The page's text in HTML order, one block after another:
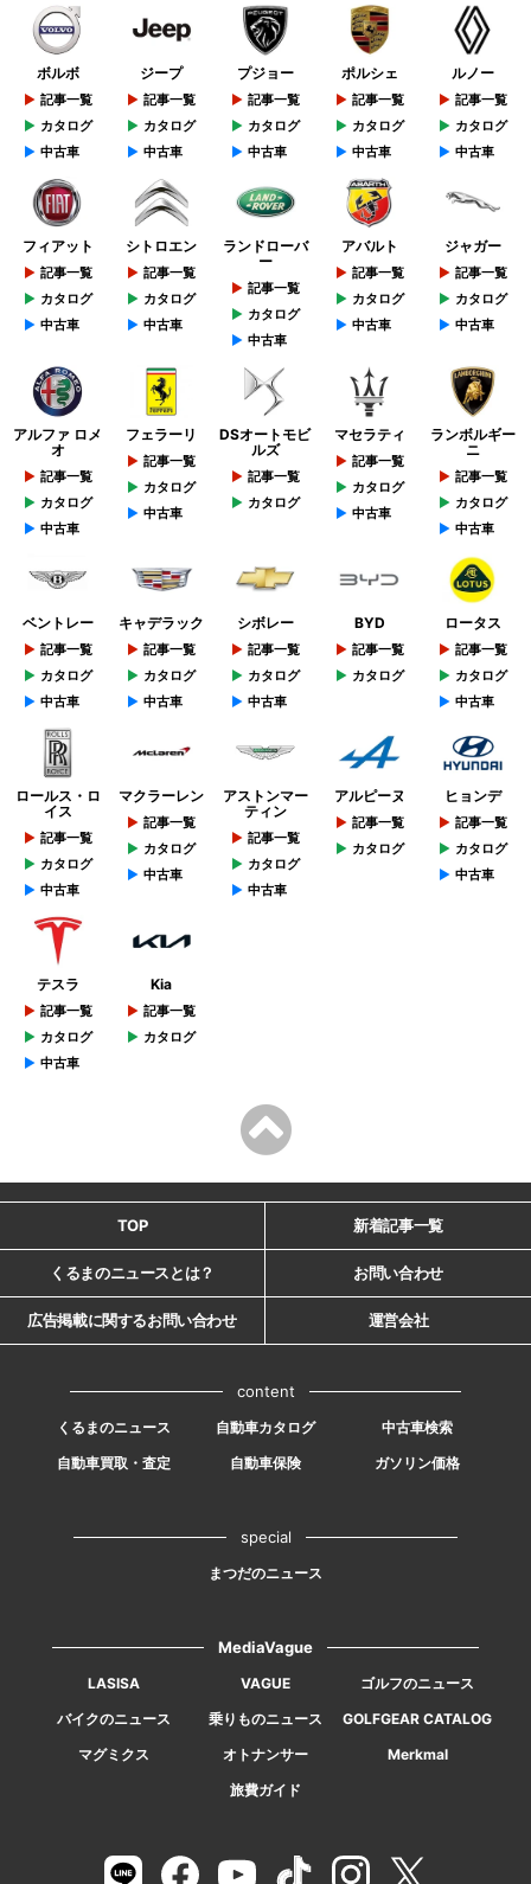
ボルボ
記事一覧
カタログ
中古車
ジープ
記事一覧
カタログ
中古車
プジョー
記事一覧
カタログ
中古車
ポルシェ
記事一覧
カタログ
中古車
ルノー
記事一覧
カタログ
中古車
フィアット
記事一覧
カタログ
中古車
シトロエン
記事一覧
カタログ
中古車
ランドローバ
ー
記事一覧
カタログ
中古車
アバルト
記事一覧
カタログ
中古車
ジャガー
記事一覧
カタログ
中古車
アルファ ロメ
オ
記事一覧
カタログ
中古車
フェラーリ
記事一覧
カタログ
中古車
DSオートモビ
ルズ
記事一覧
カタログ
マセラティ
記事一覧
カタログ
中古車
ランボルギー
ニ
記事一覧
カタログ
中古車
ベントレー
記事一覧
カタログ
中古車
キャデラック
記事一覧
カタログ
中古車
シボレー
記事一覧
カタログ
中古車
BYD
記事一覧
カタログ
ロータス
記事一覧
カタログ
中古車
ロールス・ロ
イス
記事一覧
カタログ
中古車
マクラーレン
記事一覧
カタログ
中古車
アストンマー
ティン
記事一覧
カタログ
中古車
アルピーヌ
記事一覧
カタログ
ヒョンデ
記事一覧
カタログ
中古車
テスラ
記事一覧
カタログ
中古車
Kia
記事一覧
カタログ
TOP 新着記事一覧
くるまのニュースとは？ お問い合わせ
広告掲載に関するお問い合わせ 運営会社
content
くるまのニュース 自動車カタログ
中古車検索
自動車買取・査定
自動車保険 ガソリン価格
special
まつだのニュース
MediaVague
LASISA VAGUE
ゴルフのニュース
バイクのニュース
乗りものニュース
GOLFGEAR CATALOG
マグミクス
オトナンサー
Merkmal
旅費ガイド